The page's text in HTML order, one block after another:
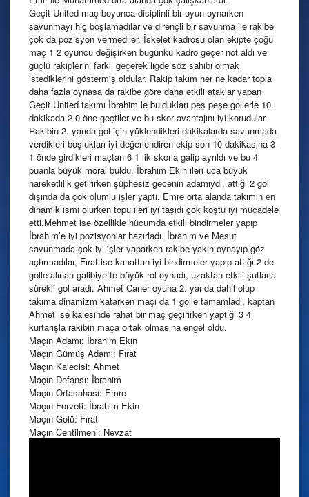
Geçit United maç boyunca disiplinli bir oyun oynarken
savunmayı hiç boşlamadılar ve dirençli bir savunma ile rakibe
çok da pozisyon vermediler. İskelet kadrosu olan ekipte çoğu
maç 1 2 oyuncu değişirken bugünkü kadro geçer not aldı ve
güçlü rakiplerini farklı geçerek ligde söz sahibi olmak
istediklerini göstermiş oldular. Rakip takım her ne kadar topla
daha fazla oynasa da rakibe göre daha etkili ataklar yapan
Geçit United takımı İbrahim le buldukları peş peşe gollerle 10.
dakikada 2-0 öne geçtiler ve bu skor avantajını iyi korudular.
Rakibin 2. yarıda gol için yüklendikleri dakikalarda savunmada
verdikleri boşlukları iyi değerlendiren ekip son 10 dakikasına 3-
1 önde girdikleri maçtan 6 1 lik skorla galip ayrıldı ve bu 4
puanla büyük moral buldu. İbrahim Ekin ileri uca büyük
hareketlilik getirirken şüphesiz gecenin adamıydı, attığı 2 gol
dışında da çok olumlu işler yaptı. Emre orta alanda takımın en
dinamik ismi olurken topu ileri iyi taşıdı çok koştu iyi mücadele
etti,Mehmet ise özellikle hücumda etkili bindirmeler yapıp
İbrahim’e iyi pozisyonlar hazırladı. İbrahim ve Mesut
savunmada çok iyi işler yaparken rakibe yakın oynayıp göz
açtırmadılar, Fırat ise kanattan iyi bindirmeler yapıp attığı 2 de
golle alınan galibiyette büyük rol oynadı, uzaktan etkili şutlarla
sürekli gol aradı. Ahmet Caner oyuna 2. yarıda dahil olup
takıma dinamizm katarken maçı da 1 golle tamamladı, kaptan
Ahmet ise kalesinde rahat bir maç geçirirken yaptığı 3 4
kurtarışla rakibin maça ortak olmasına engel oldu.
Maçın Adamı: İbrahim Ekin
Maçın Gümüş Adamı: Fırat
Maçın Kalecisi: Ahmet
Maçın Defansı: İbrahim
Maçın Ortasahası: Emre
Maçın Forveti: İbrahim Ekin
Maçın Golü: Fırat
Maçın Centilmeni: Nevzat